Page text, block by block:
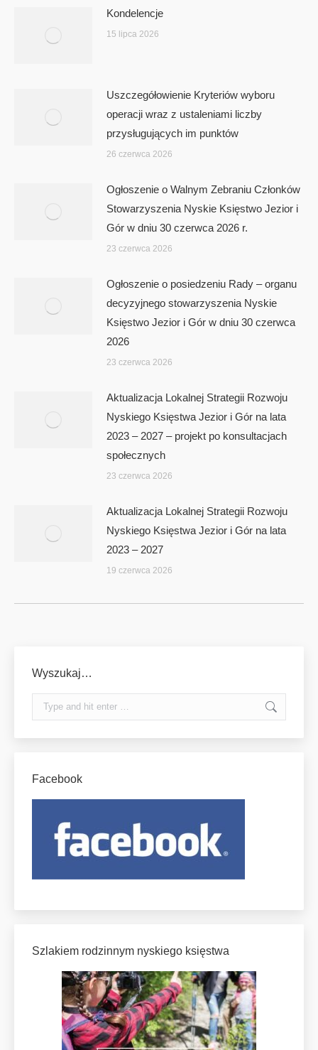
Kondelencje
15 lipca 2026
Uszczegółowienie Kryteriów wyboru
operacji wraz z ustaleniami liczby
przysługujących im punktów
26 czerwca 2026
Ogłoszenie o Walnym Zebraniu Członków
Stowarzyszenia Nyskie Księstwo Jezior i
Gór w dniu 30 czerwca 2026 r.
23 czerwca 2026
Ogłoszenie o posiedzeniu Rady – organu
decyzyjnego stowarzyszenia Nyskie
Księstwo Jezior i Gór w dniu 30 czerwca
2026
23 czerwca 2026
Aktualizacja Lokalnej Strategii Rozwoju
Nyskiego Księstwa Jezior i Gór na lata
2023 – 2027 – projekt po konsultacjach
społecznych
23 czerwca 2026
Aktualizacja Lokalnej Strategii Rozwoju
Nyskiego Księstwa Jezior i Gór na lata
2023 – 2027
19 czerwca 2026
Wyszukaj…
Search:
Facebook
Szlakiem rodzinnym nyskiego księstwa